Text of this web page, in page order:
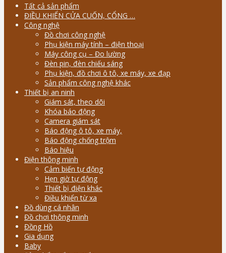
Tất cả sản phẩm
ĐIỀU KHIỂN CỬA CUỐN, CỔNG …
Công nghệ
Đồ chơi công nghệ
Phụ kiện máy tính – điện thoại
Máy công cụ – Đo lường
Đèn pin, đèn chiếu sáng
Phụ kiện, đồ chơi ô tô, xe máy, xe đạp
Sản phẩm công nghệ khác
Thiết bị an ninh
Giám sát, theo dõi
Khóa báo động
Camera giám sát
Báo động ô tô, xe máy,
Báo động chống trộm
Báo hiệu
Điện thông minh
Cảm biến tự động
Hẹn giờ tự động
Thiết bị điện khác
Điều khiển từ xa
Đồ dùng cá nhân
Đồ chơi thông minh
Đồng Hồ
Gia dụng
Baby